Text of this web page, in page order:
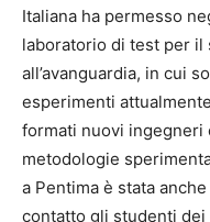
Italiana ha permesso
laboratorio di test per il
all’avanguardia, in cui
esperimenti
formati nuovi ingegneri
metodologie
a Pentima è stata
contatto gli studenti